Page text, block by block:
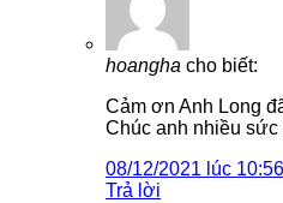
hoangha cho biết:
Cảm ơn Anh Long
Chúc anh nhiều sức
08/12/2021 lúc 10:56
Trả lời